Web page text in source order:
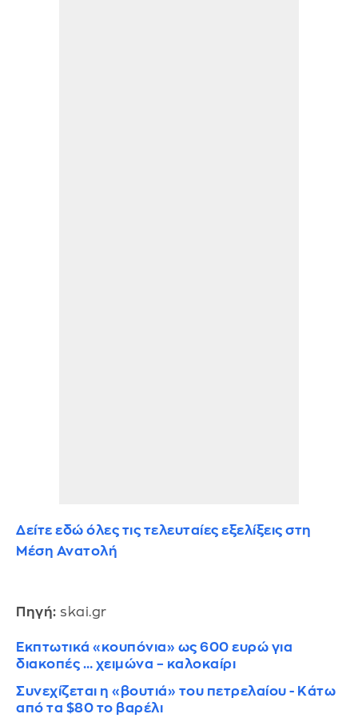
Δείτε εδώ όλες τις τελευταίες εξελίξεις στη
Μέση Ανατολή
Πηγή: skai.gr
Εκπτωτικά «κουπόνια» ως 600 ευρώ για
διακοπές … χειμώνα – καλοκαίρι
Συνεχίζεται η «βουτιά» του πετρελαίου - Κάτω
από τα $80 το βαρέλι